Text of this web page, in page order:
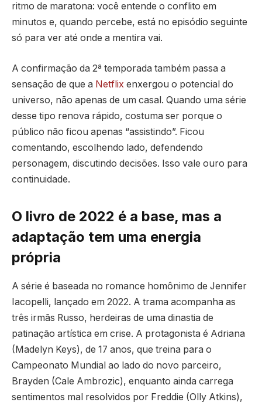
ritmo de maratona: você entende o conflito em
minutos e, quando percebe, está no episódio seguinte
só para ver até onde a mentira vai.
A confirmação da 2ª temporada também passa a
sensação de que a Netflix enxergou o potencial do
universo, não apenas de um casal. Quando uma série
desse tipo renova rápido, costuma ser porque o
público não ficou apenas “assistindo”. Ficou
comentando, escolhendo lado, defendendo
personagem, discutindo decisões. Isso vale ouro para
continuidade.
O livro de 2022 é a base, mas a
adaptação tem uma energia
própria
A série é baseada no romance homônimo de Jennifer
Iacopelli, lançado em 2022. A trama acompanha as
três irmãs Russo, herdeiras de uma dinastia de
patinação artística em crise. A protagonista é Adriana
(Madelyn Keys), de 17 anos, que treina para o
Campeonato Mundial ao lado do novo parceiro,
Brayden (Cale Ambrozic), enquanto ainda carrega
sentimentos mal resolvidos por Freddie (Olly Atkins),